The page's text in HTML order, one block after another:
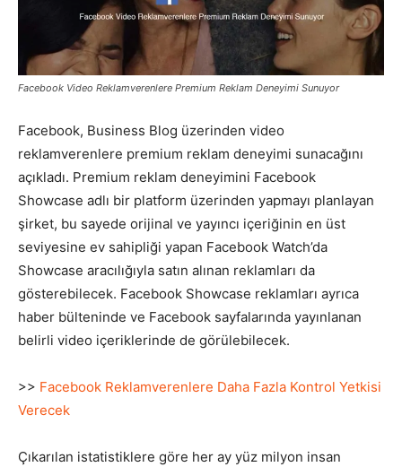
Pazarlaması
SEO,
SEM,
ASO,
Facebook Video Reklamverenlere Premium Reklam Deneyimi Sunuyor
Facebook, Business Blog üzerinden video
reklamverenlere premium reklam deneyimi sunacağını
açıkladı. Premium reklam deneyimini Facebook
Showcase adlı bir platform üzerinden yapmayı planlayan
şirket, bu sayede orijinal ve yayıncı içeriğinin en üst
seviyesine ev sahipliği yapan Facebook Watch’da
Showcase aracılığıyla satın alınan reklamları da
gösterebilecek. Facebook Showcase reklamları ayrıca
haber bülteninde ve Facebook sayfalarında yayınlanan
belirli video içeriklerinde de görülebilecek.
>> Facebook Reklamverenlere Daha Fazla Kontrol Yetkisi
Verecek
Çıkarılan istatistiklere göre her ay yüz milyon insan